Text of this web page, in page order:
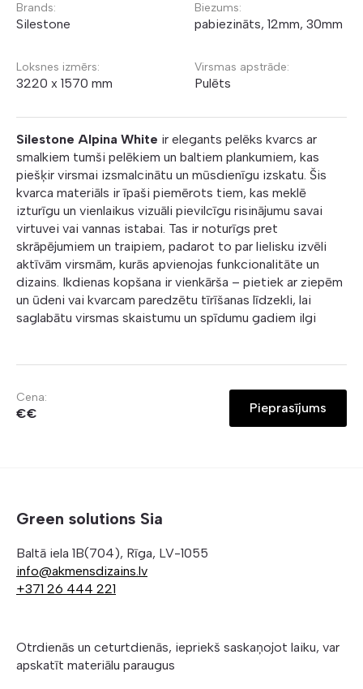
Brands:
Silestone
Biezums:
pabiezināts, 12mm, 30mm
Loksnes izmērs:
3220 x 1570 mm
Virsmas apstrāde:
Pulēts
Silestone Alpina White ir elegants pelēks kvarcs ar
smalkiem tumši pelēkiem un baltiem plankumiem, kas
piešķir virsmai izsmalcinātu un mūsdienīgu izskatu. Šis
kvarca materiāls ir īpaši piemērots tiem, kas meklē
izturīgu un vienlaikus vizuāli pievilcīgu risinājumu savai
virtuvei vai vannas istabai. Tas ir noturīgs pret
skrāpējumiem un traipiem, padarot to par lielisku izvēli
aktīvām virsmām, kurās apvienojas funkcionalitāte un
dizains. Ikdienas kopšana ir vienkārša – pietiek ar ziepēm
un ūdeni vai kvarcam paredzētu tīrīšanas līdzekli, lai
saglabātu virsmas skaistumu un spīdumu gadiem ilgi
Cena:
€€ Pieprasījums
Green solutions Sia
Baltā iela 1B(704), Rīga, LV-1055
info@akmensdizains.lv
+371 26 444 221
Otrdienās un ceturtdienās, iepriekš saskaņojot laiku, var
apskatīt materiālu paraugus